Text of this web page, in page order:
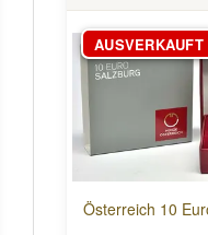
AUSVERKAUFT
Österreich 10